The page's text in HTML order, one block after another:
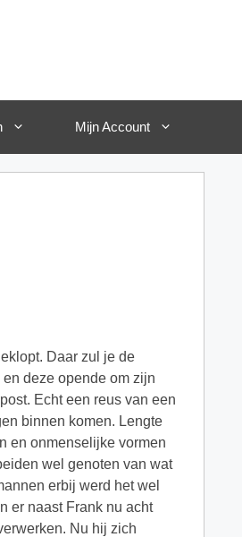
Mijn Account
Daar zul je de
deze opende om zijn
Echt een reus van een
binnen komen. Lengte
en onmenselijke vormen
wel genoten van wat
erbij werd het wel
er naast Frank nu acht
Nu hij zich